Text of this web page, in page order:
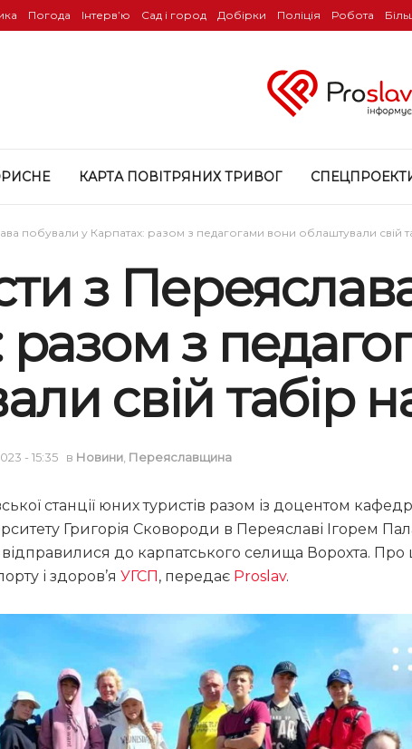
Погода Інтервʼю Сад і город Добірки Поліція Робота
КАРТА ПОВІТРЯНИХ ТРИВОГ
побували у Карпатах: разом з педагогами вони облаштували свій
з
разом з
свій табір
- 15:35 в Новини, Переяславщина
станції юних туристів разом із доцентом
Григорія Сковороди в Переяславі Ігорем
до карпатського селища Ворохта. Про
і здоров’я УГСП , передає Proslav.